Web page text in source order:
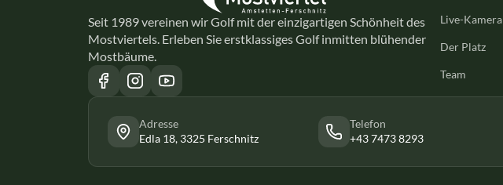
Seit 1989 vereinen wir Golf mit der einzigartigen Schönheit des
Mostviertels. Erleben Sie erstklassiges Golf inmitten blühender
Mostbäume.
Live-Kamera
Der Platz
Team
Adresse
Edla 18, 3325 Ferschnitz
Telefon
+43 7473 8293